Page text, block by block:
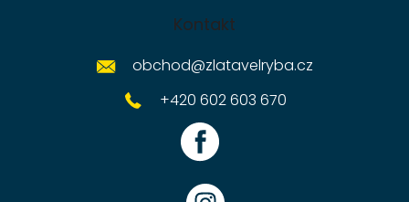
Kontakt
obchod@zlatavelryba.cz
+420 602 603 670